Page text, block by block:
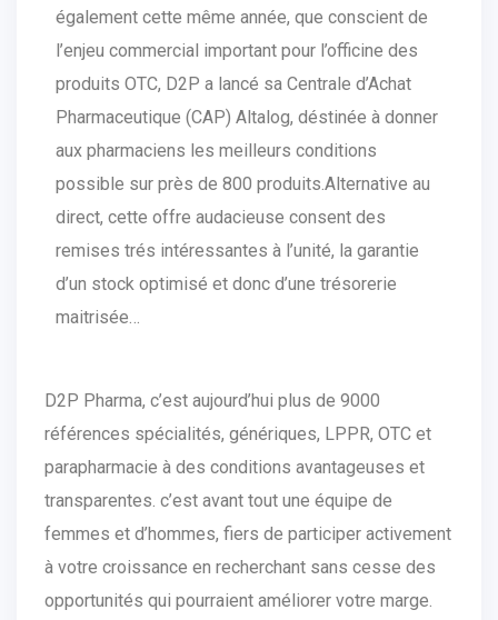
également cette même année, que conscient de
l’enjeu commercial important pour l’officine des
produits OTC, D2P a lancé sa Centrale d’Achat
Pharmaceutique (CAP) Altalog, déstinée à donner
aux pharmaciens les meilleurs conditions
possible sur près de 800 produits.Alternative au
direct, cette offre audacieuse consent des
remises trés intéressantes à l’unité, la garantie
d’un stock optimisé et donc d’une trésorerie
maitrisée…
D2P Pharma, c’est aujourd’hui plus de 9000
références spécialités, génériques, LPPR, OTC et
parapharmacie à des conditions avantageuses et
transparentes. c’est avant tout une équipe de
femmes et d’hommes, fiers de participer activement
à votre croissance en recherchant sans cesse des
opportunités qui pourraient améliorer votre marge.